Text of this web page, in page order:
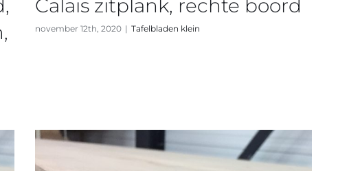
Calais zitplank, rechte boord
november 12th, 2020 | Tafelbladen klein